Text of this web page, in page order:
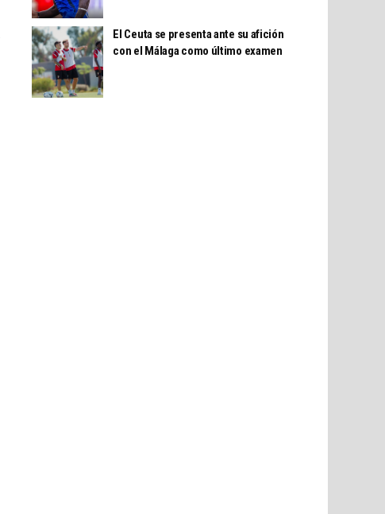
El Ceuta se presenta ante su afición
con el Málaga como último examen